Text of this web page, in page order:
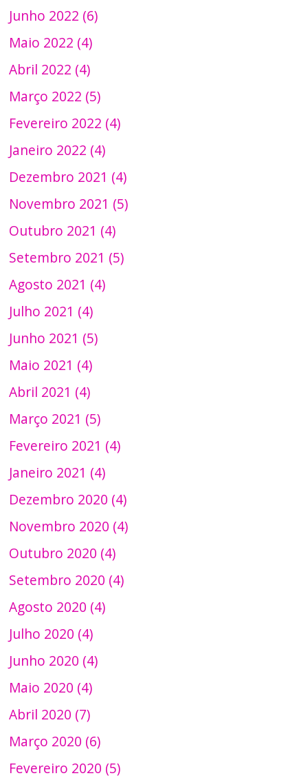
Junho 2022 (6)
Maio 2022 (4)
Abril 2022 (4)
Março 2022 (5)
Fevereiro 2022 (4)
Janeiro 2022 (4)
Dezembro 2021 (4)
Novembro 2021 (5)
Outubro 2021 (4)
Setembro 2021 (5)
Agosto 2021 (4)
Julho 2021 (4)
Junho 2021 (5)
Maio 2021 (4)
Abril 2021 (4)
Março 2021 (5)
Fevereiro 2021 (4)
Janeiro 2021 (4)
Dezembro 2020 (4)
Novembro 2020 (4)
Outubro 2020 (4)
Setembro 2020 (4)
Agosto 2020 (4)
Julho 2020 (4)
Junho 2020 (4)
Maio 2020 (4)
Abril 2020 (7)
Março 2020 (6)
Fevereiro 2020 (5)